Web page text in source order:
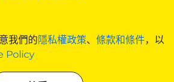
我們的隱私權政策、 條款和條件，以
Policy